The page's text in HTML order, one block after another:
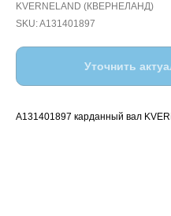
KVERNELAND (КВЕРНЕЛАНД)
SKU:A131401897
Уточнить
A131401897 карданный вал